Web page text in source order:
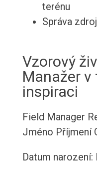
terénu
Správa
Vzorový
Manažer v
inspiraci
Field Manager
Jméno Příjmení
Datum